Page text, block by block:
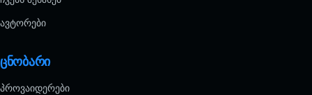
ავტორები
ცნობარი
პროვაიდერები